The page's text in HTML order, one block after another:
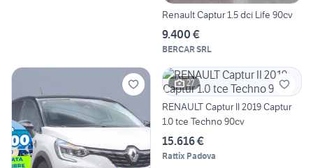
Renault Captur 1.5 dci Life 90cv
9.400 €
BERCAR SRL
27
RENAULT Captur II 2019 Captur
1.0 tce Techno 90cv
15.616 €
Rattix Padova